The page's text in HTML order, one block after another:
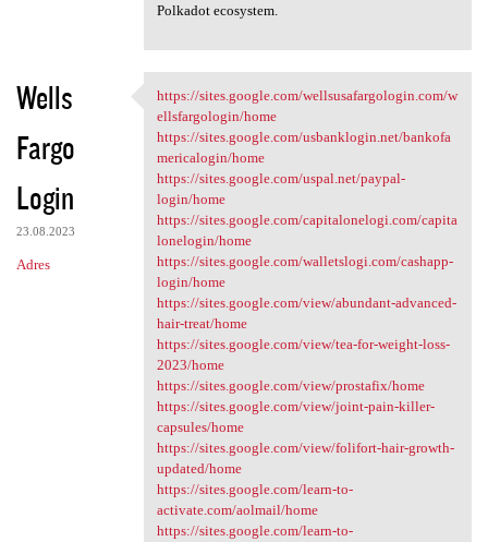
Polkadot ecosystem.
Wells
Fargo
Login
23.08.2023
Adres
https://sites.google.com
https://sites.google.com/wellsusafargologin.com/w
ellsfargologin/home
https://sites.google.com/usbanklogin.net/bankofa
mericalogin/home
https://sites.google.com/uspal.net/paypal-
login/home
https://sites.google.com/capitalonelogi.com/capita
lonelogin/home
https://sites.google.com/walletslogi.com/cashapp-
login/home
https://sites.google.com/view/abundant-advanced-
hair-treat/home
https://sites.google.com/view/tea-for-weight-loss-
2023/home
https://sites.google.com/view/prostafix/home
https://sites.google.com/view/joint-pain-killer-
capsules/home
https://sites.google.com/view/folifort-hair-growth-
updated/home
https://sites.google.com/learn-to-
activate.com/aolmail/home
https://sites.google.com/learn-to-